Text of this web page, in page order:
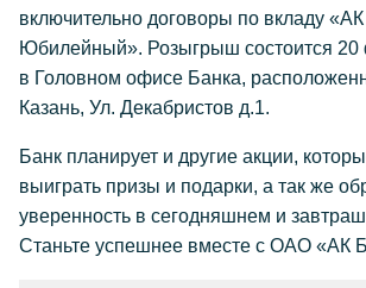
включительно договоры по вкладу
Юбилейный». Розыгрыш состоится 20
в Головном офисе Банка,
Казань, Ул. Декабристов д.1.
Банк планирует и другие акции,
выиграть призы и подарки, а так же
уверенность в сегодняшнем и
Станьте успешнее вместе с ОАО «АК